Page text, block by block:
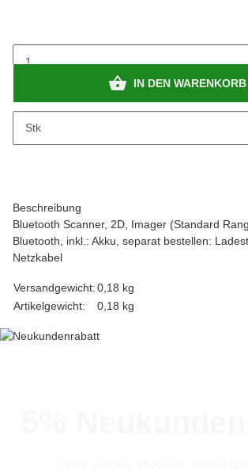
Stk
IN DEN WARENKORB
Bitte beachten Sie das Abnahmeintervall von 1
Beschreibung
Bluetooth Scanner, 2D, Imager (Standard
Bluetooth, inkl.: Akku, separat bestellen:
Netzkabel
Versandgewicht:0,18 kg
Artikelgewicht:
0,18 kg